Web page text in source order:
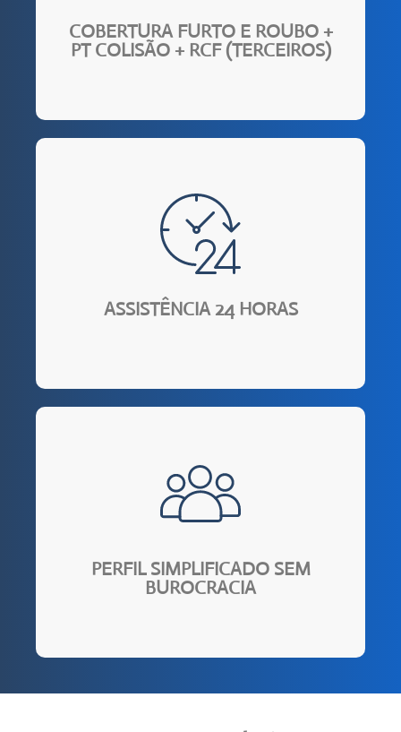
COBERTURA FURTO E ROUBO +
PT COLISÃO + RCF (TERCEIROS)
ASSISTÊNCIA 24 HORAS
você pode contar com assistência 24h em todo
Brasil. (serviço de chaveiro, troca de pneus,
transporte domiciliar e guincho)
PERFIL SIMPLIFICADO SEM
BUROCRACIA
agilidade na contratação do seu seguro.